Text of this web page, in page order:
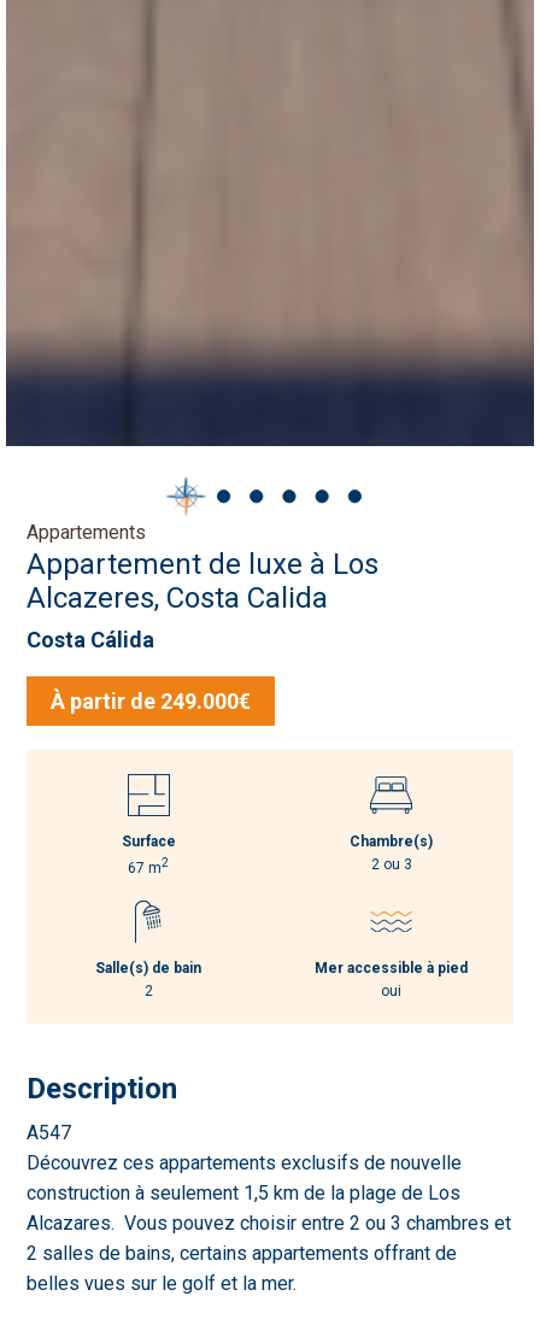
Appartements
Appartement de luxe à Los
Alcazeres, Costa Calida
Costa Cálida
À partir de 249.000€
Surface
67 m2
Chambre(s)
2 ou 3
Salle(s) de bain
2
Mer accessible à pied
oui
Description
A547
Découvrez ces appartements exclusifs de nouvelle
construction à seulement 1,5 km de la plage de Los
Alcazares. Vous pouvez choisir entre 2 ou 3 chambres et
2 salles de bains, certains appartements offrant de
belles vues sur le golf et la mer.